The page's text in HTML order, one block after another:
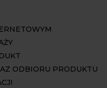
ODBIORU PRODUKTU